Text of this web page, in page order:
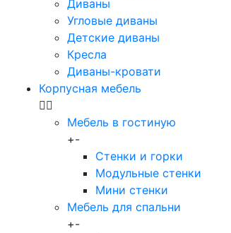
Диваны
Угловые диваны
Детские диваны
Кресла
Диваны-кровати
Корпусная мебель
Мебель в гостиную
+-
Стенки и горки
Модульные стенки
Мини стенки
Мебель для спальни
+-